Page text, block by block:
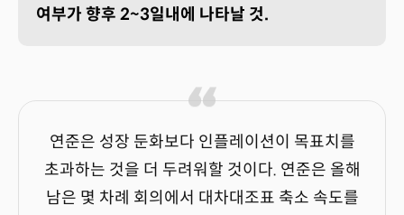
여부가 향후 2~3일내에 나타날 것.
연준은 성장 둔화보다 인플레이션이 목표치를
초과하는 것을 더 두려워할 것이다. 연준은 올해
남은 몇 차례 회의에서 대차대조표 축소 속도를